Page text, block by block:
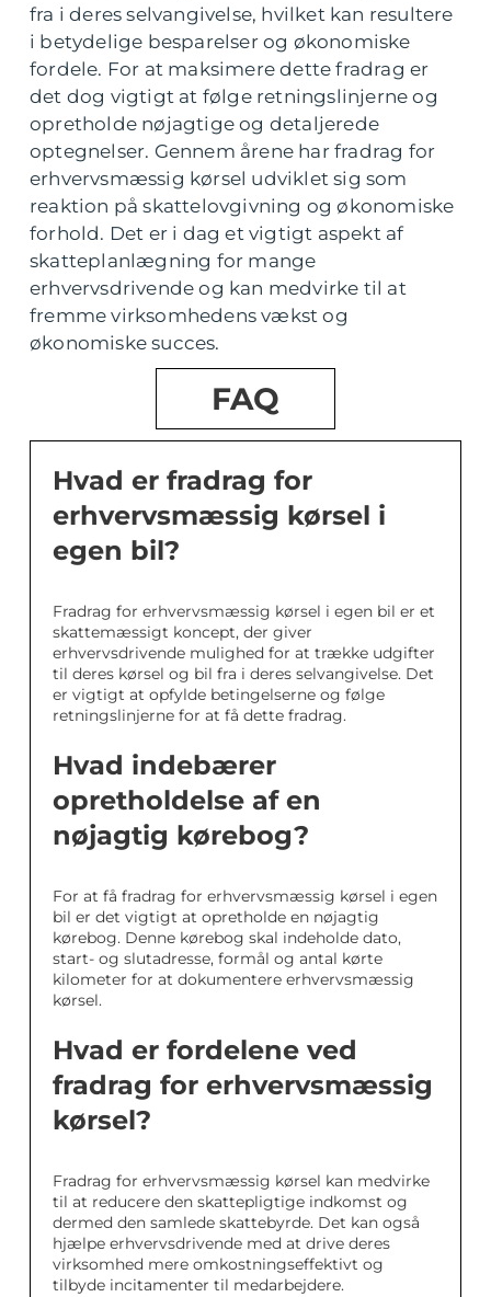
fra i deres selvangivelse, hvilket kan resultere
i betydelige besparelser og økonomiske
fordele. For at maksimere dette fradrag er
det dog vigtigt at følge retningslinjerne og
opretholde nøjagtige og detaljerede
optegnelser. Gennem årene har fradrag for
erhvervsmæssig kørsel udviklet sig som
reaktion på skattelovgivning og økonomiske
forhold. Det er i dag et vigtigt aspekt af
skatteplanlægning for mange
erhvervsdrivende og kan medvirke til at
fremme virksomhedens vækst og
økonomiske succes.
FAQ
Hvad er fradrag for
erhvervsmæssig kørsel i
egen bil?
Fradrag for erhvervsmæssig kørsel i egen bil er et
skattemæssigt koncept, der giver
erhvervsdrivende mulighed for at trække udgifter
til deres kørsel og bil fra i deres selvangivelse. Det
er vigtigt at opfylde betingelserne og følge
retningslinjerne for at få dette fradrag.
Hvad indebærer
opretholdelse af en
nøjagtig kørebog?
For at få fradrag for erhvervsmæssig kørsel i egen
bil er det vigtigt at opretholde en nøjagtig
kørebog. Denne kørebog skal indeholde dato,
start- og slutadresse, formål og antal kørte
kilometer for at dokumentere erhvervsmæssig
kørsel.
Hvad er fordelene ved
fradrag for erhvervsmæssig
kørsel?
Fradrag for erhvervsmæssig kørsel kan medvirke
til at reducere den skattepligtige indkomst og
dermed den samlede skattebyrde. Det kan også
hjælpe erhvervsdrivende med at drive deres
virksomhed mere omkostningseffektivt og
tilbyde incitamenter til medarbejdere.